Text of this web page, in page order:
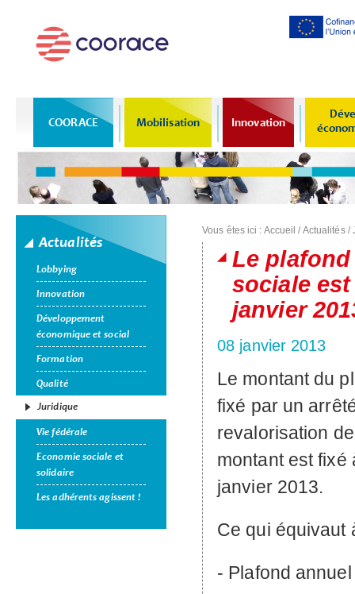
COORACE Mobilisation Innovation
Actualités
Lobbying
Innovation
Développement
économique et social
Formation
Qualité
Juridique
Vie fédérale
Economie sociale et
solidaire
Les adhérents agissent !
Vous êtes ici : Accueil /Actualités/
Le
sociale est
janvier
08 janvier 2013
Le montant du
fixé par un
revalorisation
montant est fixé
janvier 2013.
Ce qui équivaut
- Plafond